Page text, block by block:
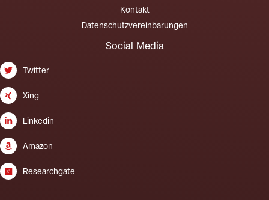
Kontakt
Datenschutzvereinbarungen
Social Media
Twitter
Xing
Linkedin
Amazon
Researchgate